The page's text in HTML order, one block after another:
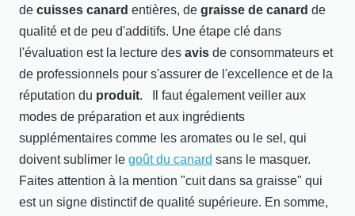
de cuisses canard entières, de graisse de canard de
qualité et de peu d'additifs. Une étape clé dans
l'évaluation est la lecture des avis de consommateurs et
de professionnels pour s'assurer de l'excellence et de la
réputation du produit. Il faut également veiller aux
modes de préparation et aux ingrédients
supplémentaires comme les aromates ou le sel, qui
doivent sublimer le goût du canard sans le masquer.
Faites attention à la mention "cuit dans sa graisse" qui
est un signe distinctif de qualité supérieure. En somme,